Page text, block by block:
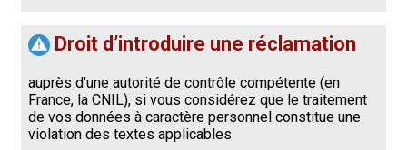
Droit d’introduire une réclamation
auprès d’une autorité de contrôle compétente (en
France, la CNIL), si vous considérez que le traitement
de vos données à caractère personnel constitue une
violation des textes applicables